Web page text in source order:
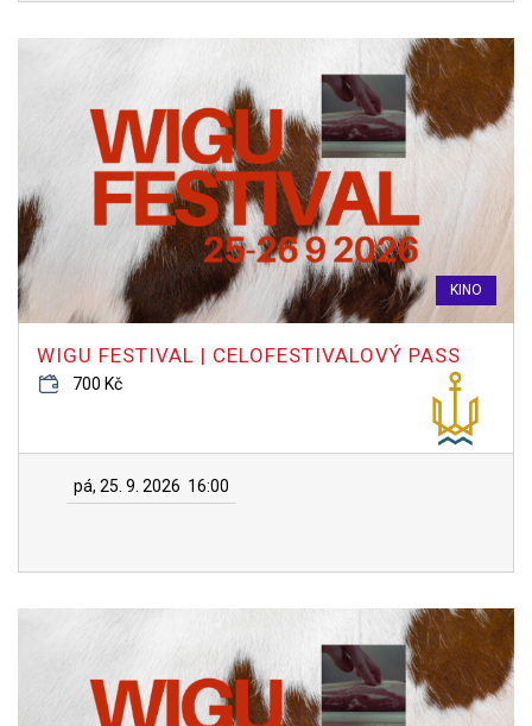
KINO
WIGU FESTIVAL | CELOFESTIVALOVÝ PASS
700 Kč
pá, 25. 9. 2026 16:00